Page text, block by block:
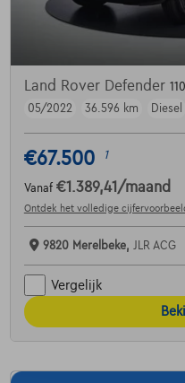
Land Rover Defender
05/2022
36.596 km Diesel
€67.500 1
Vanaf €1.389,41 /maand
Ontdek het volledige
9820 Merelbeke, JLR ACG
Vergelijk